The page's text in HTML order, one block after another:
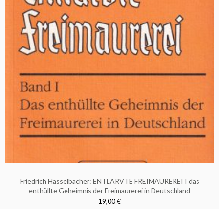
Friedrich Hasselbacher: ENTLARVTE FREIMAUREREI I das
enthüllte Geheimnis der Freimaurerei in Deutschland
19,00 €